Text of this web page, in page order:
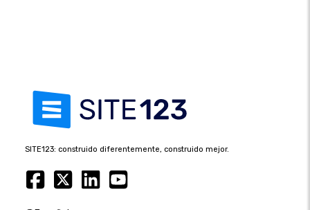
SITE123: construido diferentemente, construido mejor.